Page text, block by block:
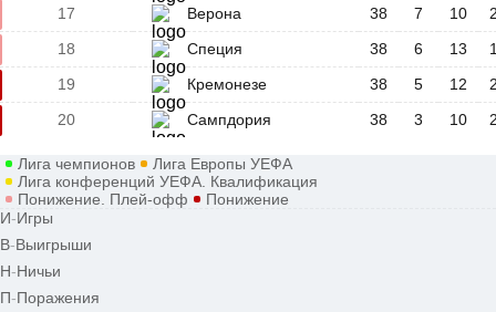
17
Верона 38 7 10
18
Специя 38 6 13
19
Кремонезе 38 5 12
20
Сампдория 38 3 10
Лига чемпионов
Лига Европы УЕФА
Лига конференций УЕФА. Квалификация
Понижение. Плей-офф
Понижение
И-Игры
В-Выигрыши
Н-Ничьи
П-Поражения